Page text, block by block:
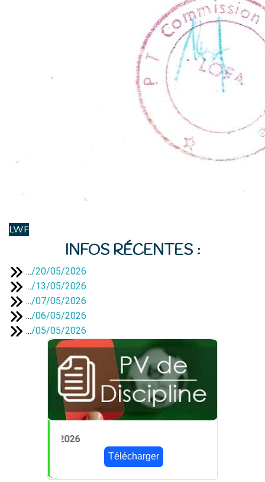
LWF
INFOS RÉCENTES :
.../20/05/2026
.../13/05/2026
/07/05/2026
/06/05/2026
/05/05/2026
Télécharger